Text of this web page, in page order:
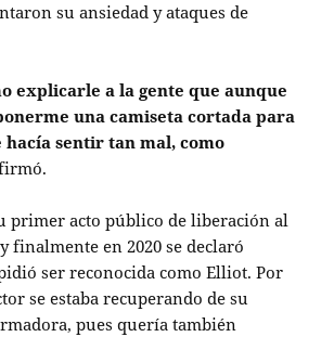
su ansiedad y ataques de
explicarle a la gente que aunque
una camiseta cortada para
sentir tan mal, como
primer acto público de liberación al
finalmente en 2020 se declaró
ser reconocida como Elliot. Por
se estaba recuperando de su
pues quería también